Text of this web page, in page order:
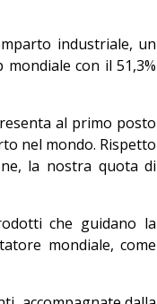
industriale, un
con il 51,3%
al primo posto
nel mondo. Rispetto
la nostra quota di
che guidano la
mondiale, come